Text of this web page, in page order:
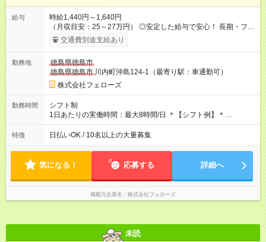
給与
時給1,440円～1,640円
（月収目安：25～27万円） ◎安定した給与で安心！ 長期・フル
タイムで勤務いただける方にお越しいただきたいと思っていま
す。シフトが削られることはないので、安定した給与が入りま
たいという人もいると思います。このあたりは柔軟に対応する
ので、お気軽にご相談ください！ ※2ヶ月の試用期間がありま
す。その間の給与・待遇に変更はありません。 【試用期間】試
用期間あり 試用期間の長さ：2ヶ月 雇用形態、給与は本採用時
と同じです。
交通費別途支給あり
勤務地
徳島県徳島市
徳島県徳島市 川内町沖島124-1（最寄り駅：車通勤可）
株式会社フェローズ
勤務時間
シフト制
1日あたりの実働時間：最大8時間/日 ＊【シフト例】＊
(1) 10:00～19:00 (2) 11:00～20:00 (3) 12:00～21:00 など ◎
いずれも実働8時間・休憩1時間です。中抜けシフトなどはあり
たい」などあれば相談に応じますのでおっしゃってください！
特徴 日払いOK / 10名以上の大量募集
気になる！ 応募する 詳細へ
掲載元企業名 株式会社フェローズ
未読